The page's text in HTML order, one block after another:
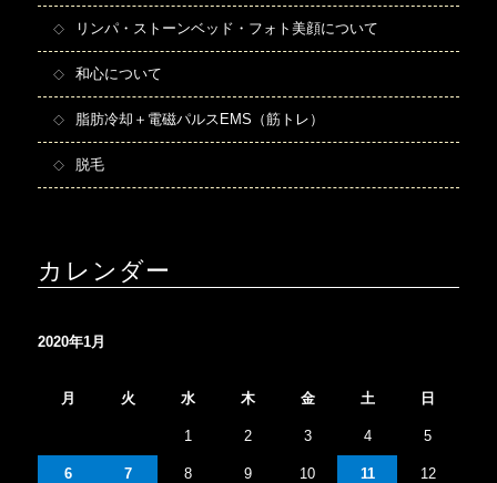
リンパ・ストーンベッド・フォト美顔について
和心について
脂肪冷却＋電磁パルスEMS（筋トレ）
脱毛
カレンダー
2020年1月
月 火 水 木 金 土 日
1 2 3 4 5
6 7 8 9 10 11 12